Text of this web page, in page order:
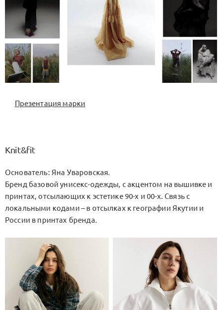
Презентация марки
Knit&fit
Основатель: Яна Уваровская.
Бренд базовой унисекс-одежды, с акцентом на вышивке и
принтах, отсылающих к эстетике 90-х и 00-х. Связь с
локальными кодами – в отсылках к географии Якутии и
России в принтах бренда.